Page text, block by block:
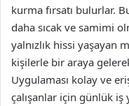
kurma fırsatı bulurlar.
daha sıcak ve samimi
yalnızlık hissi yaşayan
kişilerle bir araya
Uygulaması kolay ve
çalışanlar için günlük iş